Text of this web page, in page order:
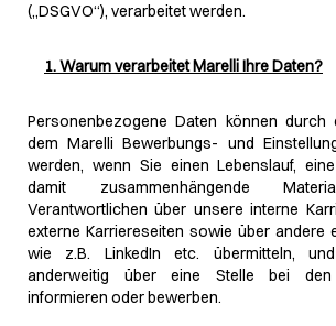
(„DSGVO“), verarbeitet werden.
1. Warum verarbeitet Marelli Ihre Daten?
Personenbezogene Daten können durch
dem Marelli Bewerbungs- und
werden, wenn Sie einen Lebenslauf,
damit zusammenhängende
Verantwortlichen über unsere interne
externe Karriereseiten sowie über andere
wie z.B. LinkedIn etc. übermitteln,
anderweitig über eine Stelle bei den
informieren oder bewerben.